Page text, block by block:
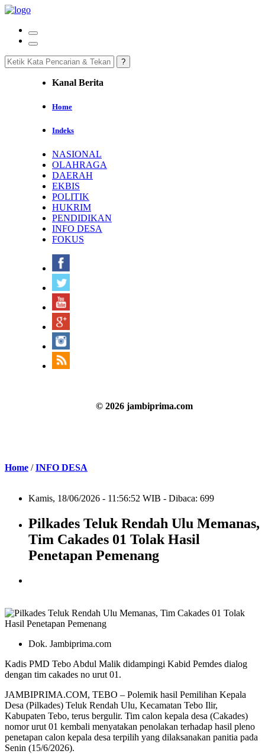
Kanal Berita
Home
Indeks
NASIONAL
OLAHRAGA
DAERAH
EKBIS
POLITIK
HUKRIM
PENDIDIKAN
INFO DESA
FOKUS
© 2026 jambiprima.com
Home /INFO DESA
Kamis, 18/06/2026 - 11:56:52 WIB - Dibaca: 699
Pilkades Teluk Rendah Ulu Memanas,
Tim Cakades 01 Tolak Hasil
Penetapan Pemenang
Dok. Jambiprima.com
Kadis PMD Tebo Abdul Malik didampingi Kabid Pemdes dialog
dengan tim cakades no urut 01.
JAMBIPRIMA.COM, TEBO – Polemik hasil Pemilihan Kepala
Desa (Pilkades) Teluk Rendah Ulu, Kecamatan Tebo Ilir,
Kabupaten Tebo, terus bergulir. Tim calon kepala desa (Cakades)
nomor urut 01 kembali menyatakan penolakan terhadap hasil pleno
penetapan calon kepala desa terpilih yang dilaksanakan panitia pada
Senin (15/6/2026).